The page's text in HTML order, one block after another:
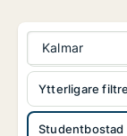
Kalmar
Studentbostad
Ytterligare